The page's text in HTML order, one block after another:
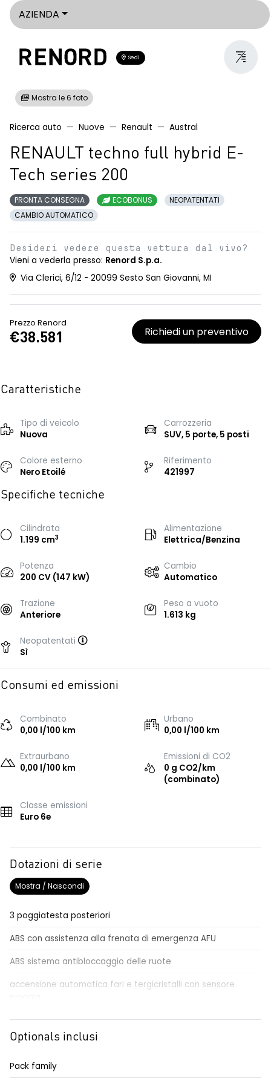
AZIENDA
Sedi
Mostra le 6 foto
Ricerca auto Nuove Renault Austral
RENAULT techno full hybrid E-
Tech series 200
PRONTA CONSEGNA ECOBONUS
NEOPATENTATI
CAMBIO AUTOMATICO
Desideri vedere questa vettura dal vivo?
Vieni a vederla presso: Renord S.p.a.
Via Clerici, 6/12 - 20099 Sesto San Giovanni, MI
Prezzo Renord
€38.581 Richiedi un preventivo
Caratteristiche
Tipo di veicolo
Nuova
Carrozzeria
SUV, 5 porte, 5 posti
Colore esterno
Nero Etoilé
Riferimento
421997
Specifiche tecniche
Cilindrata
1.199 cm3
Alimentazione
Elettrica/Benzina
Potenza
200 CV (147 kW)
Cambio
Automatico
Trazione
Anteriore
Peso a vuoto
1.613 kg
Neopatentati
Sì
Consumi ed emissioni
Combinato
0,00 l/100 km
Urbano
0,00 l/100 km
Extraurbano
0,00 l/100 km
Emissioni di CO2
0 g CO2/km
(combinato)
Classe emissioni
Euro 6e
Dotazioni di serie
Mostra / Nascondi
3 poggiatesta posteriori
ABS con assistenza alla frenata di emergenza AFU
ABS sistema antibloccaggio delle ruote
accensione automatica fari e tergicristalli con sensore
Aggiornamento del sistema, incluso per 5 anni
airbag centrale, airbag laterali e a tendina anteriori e
airbag frontale conducente e passeggero disattivabile
Optionals inclusi
Pack family